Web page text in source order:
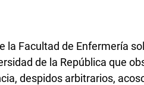
la Facultad de Enfermería
de la República que
despidos arbitrarios,